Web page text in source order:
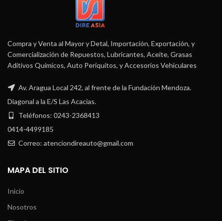
Compra y Venta al Mayor y Detal, Importación, Exportación, y
Comercialización de Repuestos, Lubricantes, Aceite, Grasas
Aditivos Químicos, Auto Periquitos, y Accesorios Vehiculares
Av. Aragua Local 242, al frente de la Fundación Mendoza.
Diagonal a la E/S Las Acacias.
Teléfonos: 0243-2368413
0414-4499185
Correo: atenciondireauto@gmail.com
MAPA DEL SITIO
Inicio
Nosotros